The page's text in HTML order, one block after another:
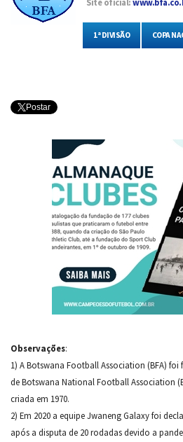
Site oficial:
1ª DIVISÃO COPA
Postar
Observações:
1) A Botswana Football Association (BFA)
de Botswana National Football Association
criada em 1970.
2) Em 2020 a equipe Jwaneng Galaxy foi
após a disputa de 20 rodadas devido a